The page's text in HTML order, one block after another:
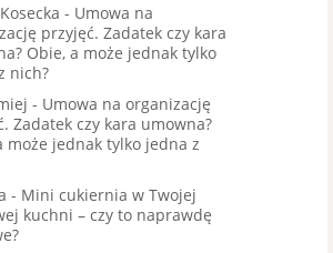
- Umowa na
przyjęć. Zadatek czy kara
Obie, a może jednak tylko
nich?
- Umowa na organizację
Zadatek czy kara umowna?
może jednak tylko jedna z
- Mini cukiernia w Twojej
kuchni – czy to naprawdę